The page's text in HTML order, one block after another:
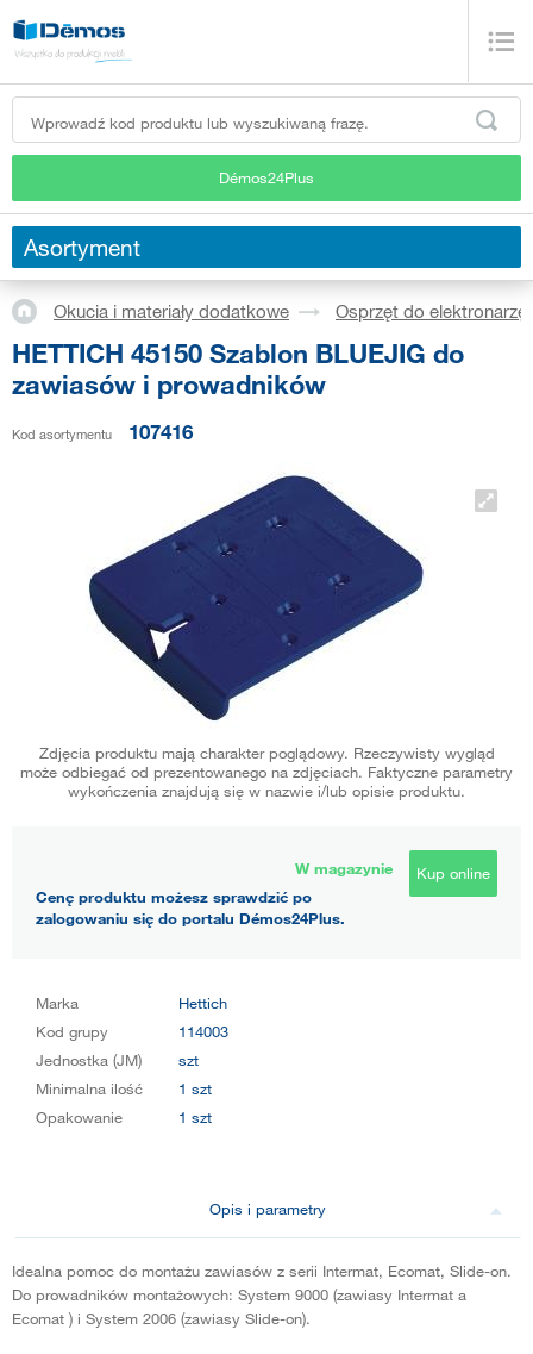
Démos24Plus
Asortyment
Okucia i materiały dodatkowe Osprzęt do
HETTICH 45150 Szablon BLUEJIG do
zawiasów i prowadników
Kod asortymentu 107416
Zdjęcia produktu mają charakter poglądowy. Rzeczywisty wygląd
może odbiegać od prezentowanego na zdjęciach. Faktyczne parametry
wykończenia znajdują się w nazwie i/lub opisie produktu.
W magazynie
Cenę produktu możesz sprawdzić po
zalogowaniu się do portalu Démos24Plus.
Kup online
Marka
Hettich
Kod grupy
114003
Jednostka (JM)
szt
Minimalna ilość
1 szt
Opakowanie
1 szt
Opis i parametry
Idealna pomoc do montażu zawiasów z serii Intermat, Ecomat, Slide-on.
Do prowadników montażowych: System 9000 (zawiasy Intermat a
Ecomat ) i System 2006 (zawiasy Slide-on).